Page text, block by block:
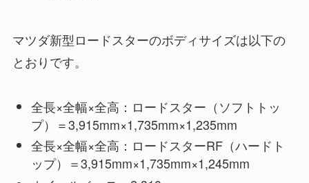
マツダ新型ロードスターのボディサイズは以下の
とおりです。
全長×全幅×全高：ロードスター（ソフトトッ
プ）＝3,915mm×1,735mm×1,235mm
全長×全幅×全高：ロードスターRF（ハードト
ップ）＝3,915mm×1,735mm×1,245mm